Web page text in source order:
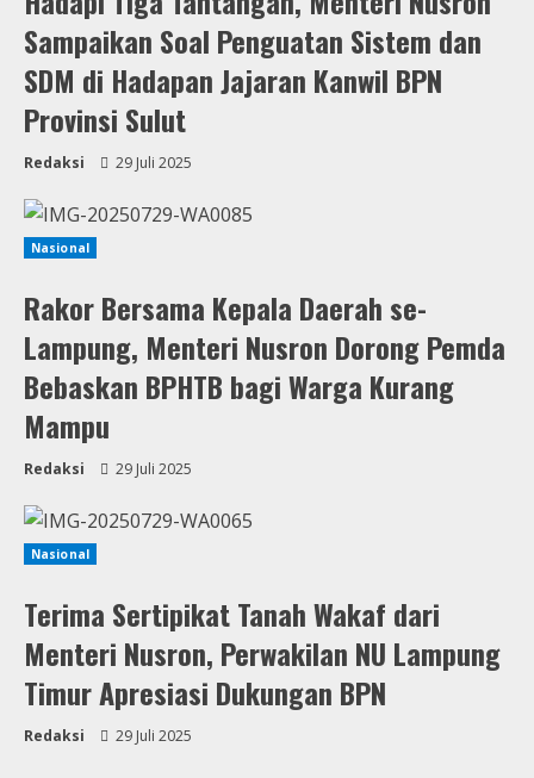
Sampaikan Soal Penguatan Sistem dan
SDM di Hadapan Jajaran Kanwil BPN
Provinsi Sulut
Redaksi 29 Juli 2025
Nasional
Rakor Bersama Kepala Daerah se-
Lampung, Menteri Nusron Dorong Pemda
Bebaskan BPHTB bagi Warga Kurang
Mampu
Redaksi 29 Juli 2025
Nasional
Terima Sertipikat Tanah Wakaf dari
Menteri Nusron, Perwakilan NU Lampung
Timur Apresiasi Dukungan BPN
Redaksi 29 Juli 2025